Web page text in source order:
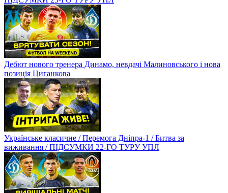
Дебют нового тренера Динамо, невдачі Малиновського і нова
позиція Циганкова
Українське класичне / Перемога Дніпра-1 / Битва за
виживання / ПІДСУМКИ 22-ГО ТУРУ УПЛ